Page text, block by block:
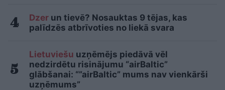
Dzer un tievē? Nosauktas 9 tējas, kas
palīdzēs atbrīvoties no liekā svara
Lietuviešu uzņēmējs piedāvā vēl
nedzirdētu risinājumu “airBaltic”
glābšanai: “”airBaltic” mums nav vienkārši
uzņēmums”